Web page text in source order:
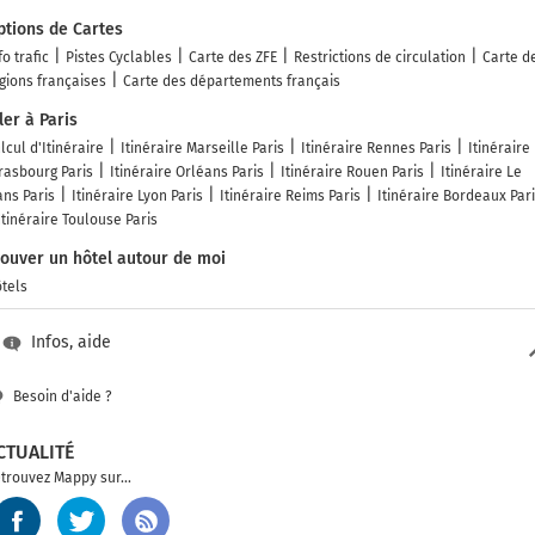
de Cartes
trafic Pistes Cyclables Carte des ZFE Restrictions de circulation
Carte
françaises
Carte des départements français
à Paris
d'Itinéraire Itinéraire Marseille Paris Itinéraire Rennes Paris
Itinéraire
Paris
Itinéraire Orléans Paris Itinéraire Rouen Paris
Itinéraire Le
Paris
Itinéraire Lyon Paris Itinéraire Reims Paris
Itinéraire Bordeaux
Itinéraire Toulouse Paris
un hôtel autour de moi
Infos, aide
Besoin d'aide ?
Mappy sur...